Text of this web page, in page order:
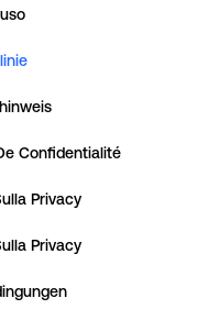
Confidentialité
Privacy
Privacy